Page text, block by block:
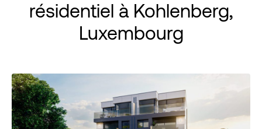
résidentiel à Kohlenberg,
Luxembourg